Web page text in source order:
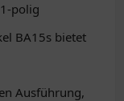
polig
BA15s bietet
Ausführung,